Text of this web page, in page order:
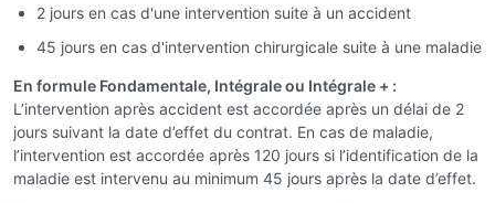
2 jours en cas d'une intervention suite à un accident
45 jours en cas d'intervention chirurgicale suite à une maladie
En formule Fondamentale, Intégrale ou Intégrale + :
L’intervention après accident est accordée après un délai de 2
jours suivant la date d’effet du contrat. En cas de maladie,
l’intervention est accordée après 120 jours si l’identification de la
maladie est intervenu au minimum 45 jours après la date d’effet.